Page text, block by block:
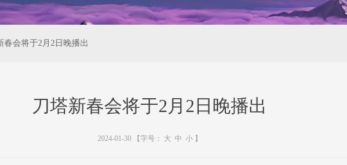
春会将于2月2日晚播出
刀塔新春会将于2月2日晚播出
2024-01-30 【字号： 大 中 小】